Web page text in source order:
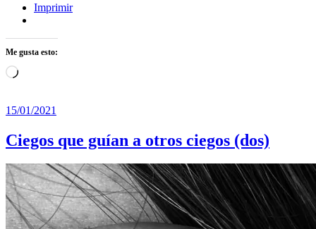
Imprimir
Me gusta esto:
Cargando...
15/01/2021
Ciegos que guían a otros ciegos (dos)